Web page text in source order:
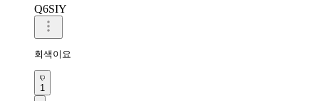
Q6SIY
회색이요
1